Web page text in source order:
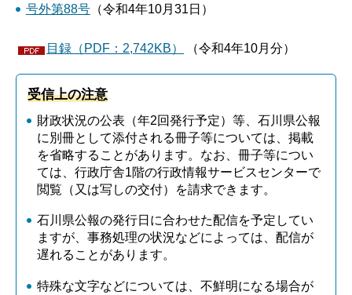
号外第88号（令和4年10月31日）
目録（PDF：2,742KB） （令和4年10月分）
受信上の注意
財政状況の公表（年2回発行予定）等、石川県公報
に別冊として添付される冊子等については、掲載
を省略することがあります。なお、冊子等につい
ては、行政庁舎1階の行政情報サービスセンターで
閲覧（又は写しの交付）を請求できます。
石川県公報の発行日に合わせた配信を予定してい
ますが、事務処理の状況などによっては、配信が
遅れることがあります。
特殊な文字などについては、不鮮明になる場合が